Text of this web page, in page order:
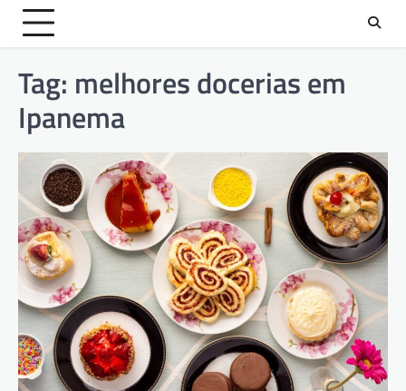
Tag: melhores docerias em
Ipanema